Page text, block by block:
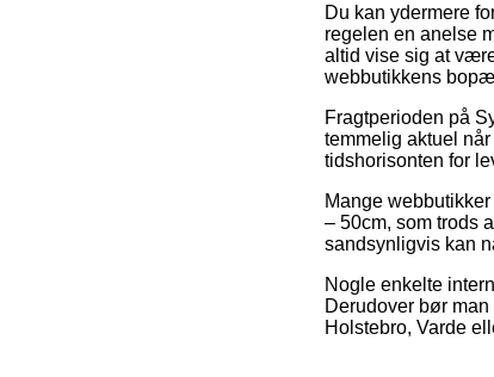
Du kan ydermere
regelen en anelse
altid vise sig at
webbutikkens
Fragtperioden på
temmelig aktuel
tidshorisonten for
Mange
– 50cm, som trods
sandsynligvis kan
Nogle enkelte
Derudover bør
Holstebro, Varde